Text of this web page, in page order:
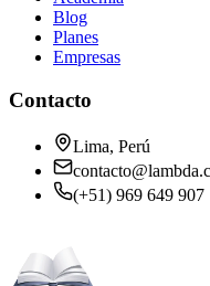
Blog
Planes
Empresas
Contacto
Lima, Perú
(+51) 969 649 907